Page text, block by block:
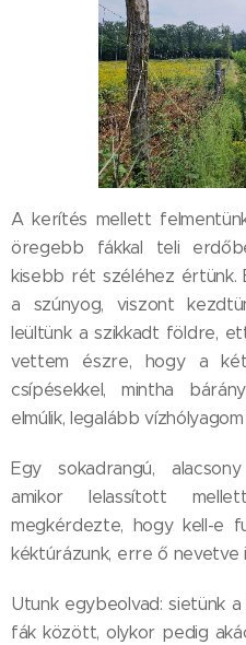
A kerítés mellett
öregebb fákkal teli
kisebb rét széléhez értünk.
a szúnyog, viszont
leültünk a szikkadt földre,
vettem észre, hogy a
csípésekkel, mintha
elmúlik, legalább
Egy sokadrangú,
amikor lelassított
megkérdezte, hogy kell-e
kéktúrázunk, erre ő
Utunk egybeolvad: sietünk
fák között, olykor pedig